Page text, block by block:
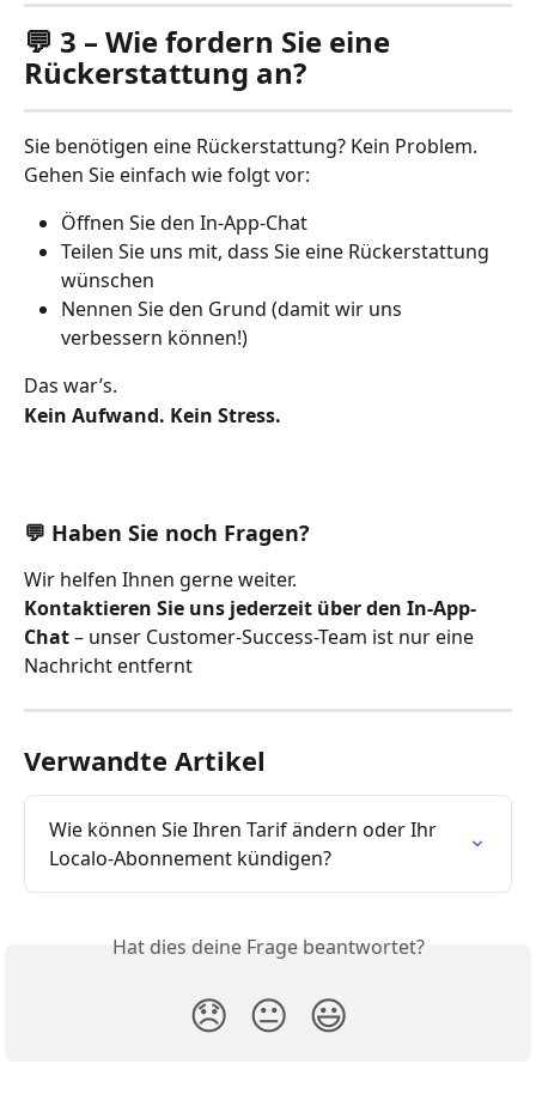
💬 3 – Wie fordern Sie eine
Rückerstattung an?
Sie benötigen eine Rückerstattung? Kein Problem.
Gehen Sie einfach wie folgt vor:
Öffnen Sie den In-App-Chat
Teilen Sie uns mit, dass Sie eine Rückerstattung
wünschen
Nennen Sie den Grund (damit wir uns
verbessern können!)
Das war’s.
Kein Aufwand. Kein Stress.
💬 Haben Sie noch Fragen?
Wir helfen Ihnen gerne weiter.
Kontaktieren Sie uns jederzeit über den In-App-
Chat – unser Customer-Success-Team ist nur eine
Nachricht entfernt
Verwandte Artikel
Wie können Sie Ihren Tarif ändern oder Ihr
Localo-Abonnement kündigen?
Hat dies deine Frage beantwortet?
😞 😐 😃